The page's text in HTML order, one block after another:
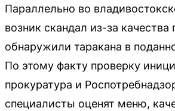
Параллельно во
возник скандал из-за качества
обнаружили таракана в
По этому факту проверку
прокуратура и
специалисты оценят меню,